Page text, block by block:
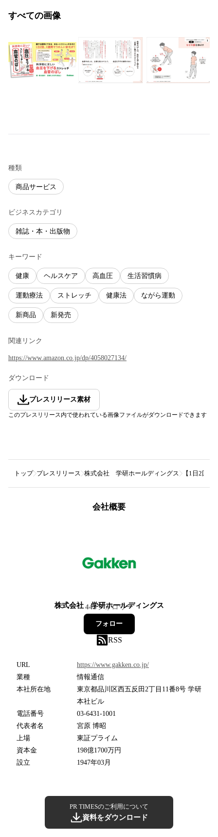
すべての画像
種類
商品サービス
ビジネスカテゴリ
雑誌・本・出版物
キーワード
健康 ヘルスケア 高血圧 生活習慣病
運動療法 ストレッチ 健康法 ながら運動
新商品 新発売
関連リンク
https://www.amazon.co.jp/dp/4058027134/
ダウンロード
プレスリリース素材
このプレスリリース内で使われている画像ファイルがダウンロードできます
トップ プレスリリース 株式会社 学研ホールディングス 【1日2回
会社概要
株式会社 学研ホールディングス
445フォロワー
フォロー
RSS
URL
https://www.gakken.co.jp/
業種
情報通信
本社所在地
東京都品川区西五反田2丁目11番8号 学研
本社ビル
電話番号
03-6431-1001
代表者名
宮原 博昭
上場
東証プライム
資本金
198億1700万円
設立
1947年03月
PR TIMESのご利用について
資料をダウンロード